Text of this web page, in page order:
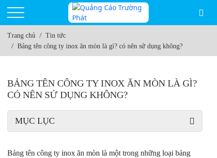
Trang chủ
Tin tức
Bảng tên công ty inox ăn mòn là gì? có nên sử dụng không?
BẢNG TÊN CÔNG TY INOX ĂN MÒN LÀ GÌ?
CÓ NÊN SỬ DỤNG KHÔNG?
MỤC LỤC
Bảng tên công ty inox ăn mòn là một trong những loại bảng